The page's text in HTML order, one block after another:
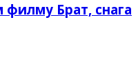
Брат, снага